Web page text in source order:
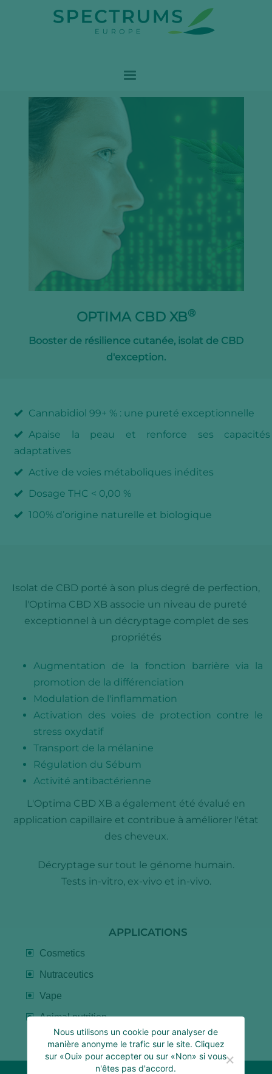
OPTIMA CBD XB®
Booster de résilience cutanée, isolat de CBD
d'exception.
Cannabidiol 99+ % : une pureté exceptionnelle
Apaise la peau et renforce ses capacités
adaptatives
Active de voies métaboliques inédites
Dosage THC < 0,00 %
100% d’origine naturelle et biologique
Isolat de CBD porté à son plus degré de perfection,
l'Optima CBD XB associe un niveau de pureté
exceptionnel à un décryptage complet de ses
propriétés
Augmentation de la fonction barrière via la
promotion de la différenciation
Modulation de l'inflammation
Activation des voies de protection contre le
stress oxydatif
Transport de la mélanine
Régulation du Sébum
Activité antibactérienne
L'Optima CBD XB a également été évalué en
application capillaire et contribue à améliorer l'état
des cheveux.
Décryptage sur tout le génome humain.
Tests in-vitro, ex-vivo et in-vivo.
APPLICATIONS
Cosmetics
Nutraceutics
Vape
Animal nutrition
Nous utilisons un cookie pour analyser de
manière anonyme le trafic sur le site. Cliquez
sur «Oui» pour accepter ou sur «Non» si vous
n'êtes pas d'accord.